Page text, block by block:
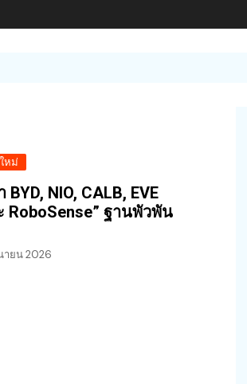
หม่
NIO, CALB, EVE
RoboSense” ฐานพัวพัน
ายน 2026